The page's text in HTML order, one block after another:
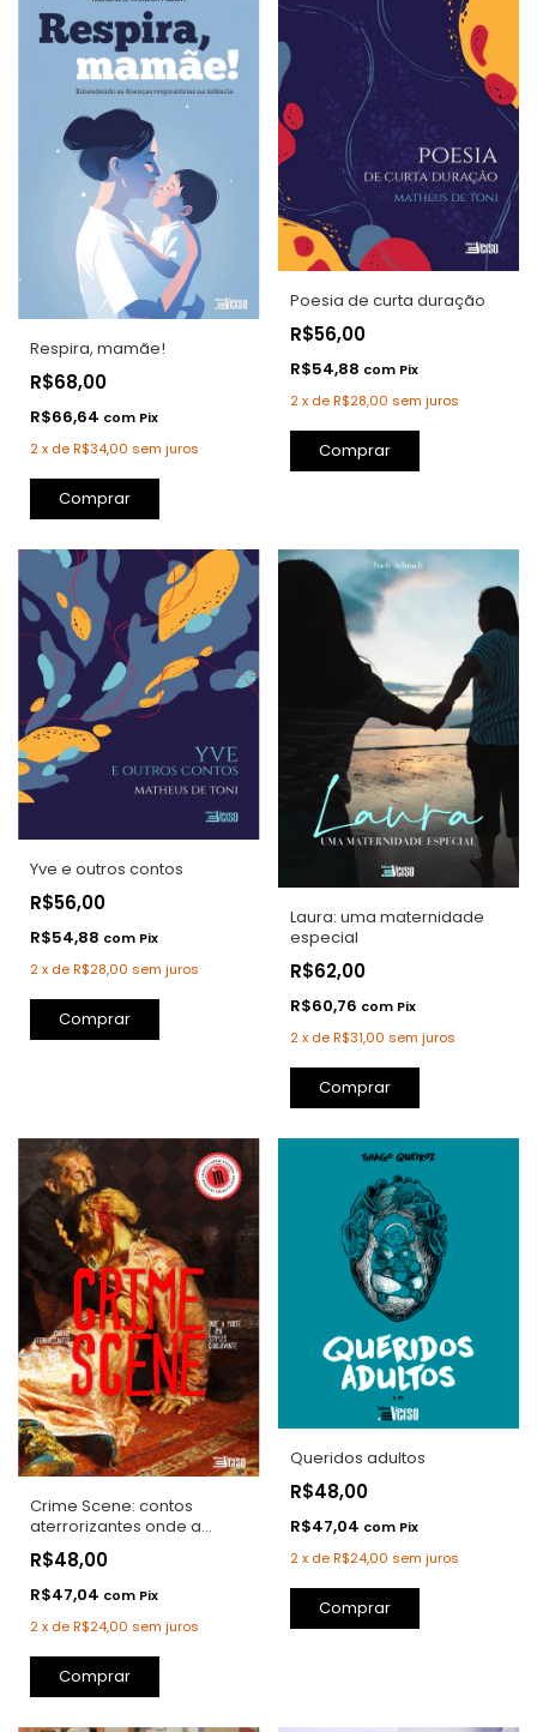
Respira, mamãe!
R$68,00
R$66,64 com Pix
2x deR$34,00 sem juros
Comprar
Poesia de curta duração
R$56,00
R$54,88 com Pix
2 x deR$28,00 sem juros
Comprar
Yve e outros contos
R$56,00
R$54,88 com Pix
2x deR$28,00 sem juros
Comprar
Laura: uma maternidade
especial
R$62,00
R$60,76 com Pix
2 x deR$31,00 sem juros
Comprar
Crime Scene: contos
aterrorizantes onde a
morte é uma simples
coadjuvante
R$48,00
R$47,04 com Pix
2x deR$24,00 sem juros
Comprar
Queridos adultos
R$48,00
R$47,04 com Pix
2 x deR$24,00 sem juros
Comprar